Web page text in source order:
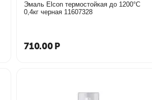
Эмаль Elcon термостойкая до 1200°С
0,4кг черная 11607328
710.00 Р